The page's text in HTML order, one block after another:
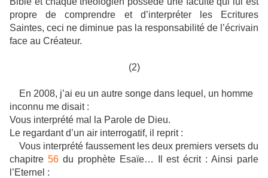
propre de comprendre et d’interpréter les Ecritures
Saintes, ceci ne diminue pas la responsabilité de l’écrivain
face au Créateur.
(2)
En 2008, j’ai eu un autre songe dans lequel, un homme
inconnu me disait :
Vous interprété mal la Parole de Dieu.
Le regardant d’un air interrogatif, il reprit :
Vous interprété faussement les deux premiers versets du
chapitre 56du prophète Esaïe… Il est écrit : Ainsi parle
l’Eternel :